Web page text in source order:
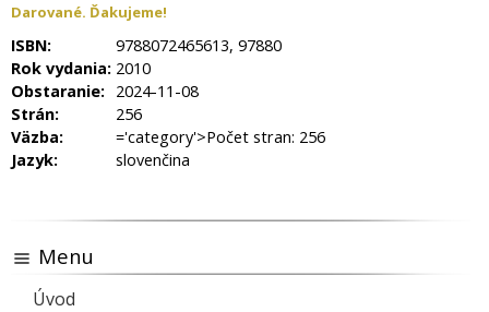
Darované. Ďakujeme!
ISBN:
9788072465613, 97880
Rok vydania: 2010
Obstaranie: 2024-11-08
Strán:
256
Väzba:
='category'>Počet stran: 256
Jazyk:
slovenčina
Menu
Úvod